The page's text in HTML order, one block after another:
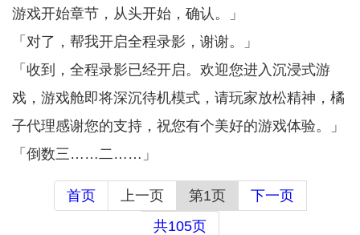
游戏开始章节，从头开始，确认。」
「对了，帮我开启全程录影，谢谢。」
「收到，全程录影已经开启。欢迎您进入沉浸式游
戏，游戏舱即将深沉待机模式，请玩家放松精神，橘
子代理感谢您的支持，祝您有个美好的游戏体验。」
「倒数三……二……」
首页 上一页 第1页
下一页
共105页